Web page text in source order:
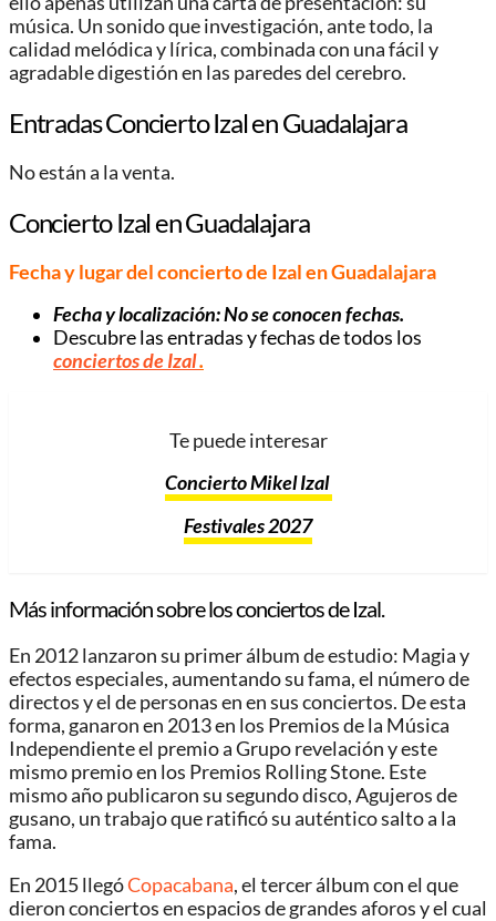
música. Un sonido que investigación, ante todo, la
calidad melódica y lírica, combinada con una fácil y
agradable digestión en las paredes del cerebro.
Entradas Concierto Izal en Guadalajara
No están a la venta.
Concierto Izal en Guadalajara
Fecha y lugar del concierto de Izal en Guadalajara
Fecha y localización: No se conocen fechas.
Descubre las entradas y fechas de todos los
conciertos de Izal.
Te puede interesar
Concierto Mikel Izal
Festivales 2027
Más información sobre los conciertos de Izal.
En 2012 lanzaron su primer álbum de estudio: Magia y
efectos especiales, aumentando su fama, el número de
directos y el de personas en en sus conciertos. De esta
forma, ganaron en 2013 en los Premios de la Música
Independiente el premio a Grupo revelación y este
mismo premio en los Premios Rolling Stone. Este
mismo año publicaron su segundo disco, Agujeros de
gusano, un trabajo que ratificó su auténtico salto a la
fama.
En 2015 llegóCopacabana, el tercer álbum con el que
dieron conciertos en espacios de grandes aforos y el cual